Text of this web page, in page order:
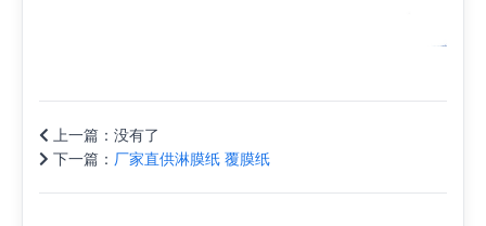
上一篇： 没有了
下一篇： 厂家直供淋膜纸 覆膜纸